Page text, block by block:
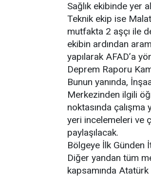
Sağlık ekibinde yer
Teknik ekip ise
mutfakta 2 aşçı ile
ekibin ardından
yapılarak AFAD’a
Deprem Raporu
Bunun yanında,
Merkezinden ilgili
noktasında
yeri incelemeleri ve
paylaşılacak.
Bölgeye İlk Günden
Diğer yandan tüm
kapsamında Atatürk